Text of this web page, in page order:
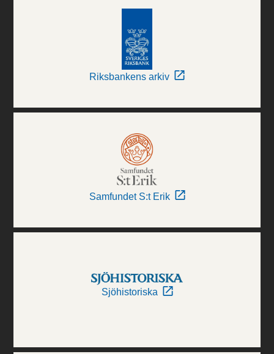
Riksbankens arkiv
Samfundet S:t Erik
Sjöhistoriska